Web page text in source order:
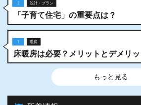
2 設計・プラン
「子育て住宅」の重要点は？
1 暖房
床暖房は必要？メリットとデメリッ
もっと見る